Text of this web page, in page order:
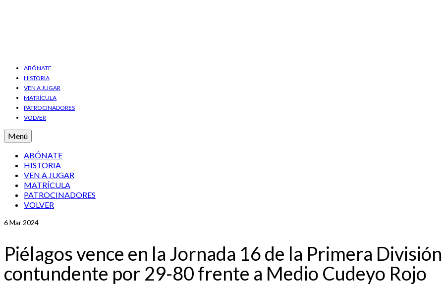
ABÓNATE
HISTORIA
VEN A JUGAR
MATRÍCULA
PATROCINADORES
VOLVER
Menú
ABÓNATE
HISTORIA
VEN A JUGAR
MATRÍCULA
PATROCINADORES
VOLVER
6Mar 2024
Piélagos vence en la Jornada 16 de la Primera
contundente por 29-80 frente a Medio Cudeyo Rojo